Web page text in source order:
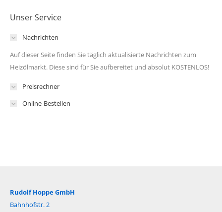
Unser Service
Nachrichten
Auf dieser Seite finden Sie täglich aktualisierte Nachrichten zum
Heizölmarkt. Diese sind für Sie aufbereitet und absolut KOSTENLOS!
Preisrechner
Online-Bestellen
Rudolf Hoppe GmbH
Bahnhofstr. 2